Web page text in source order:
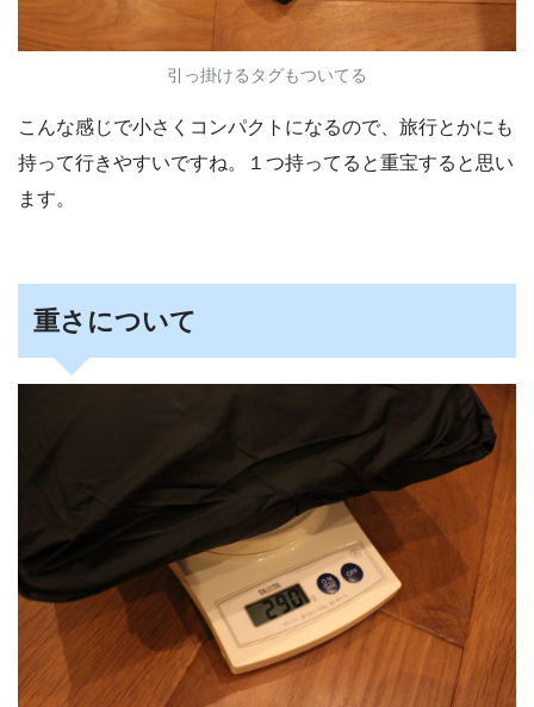
引っ掛けるタグもついてる
こんな感じで小さくコンパクトになるので、旅行とかにも
持って行きやすいですね。１つ持ってると重宝すると思い
ます。
重さについて